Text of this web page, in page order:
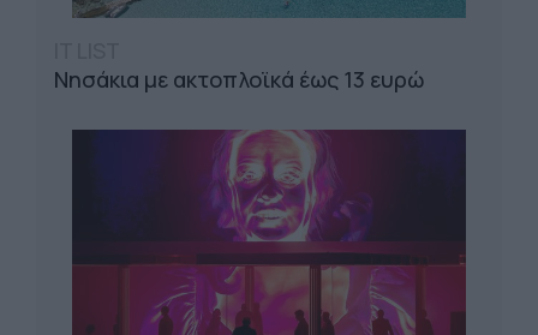
Νησάκια με ακτοπλοϊκά έως 13 ευρώ